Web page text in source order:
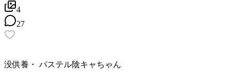
4
27
没供養・ パステル陰キャちゃん